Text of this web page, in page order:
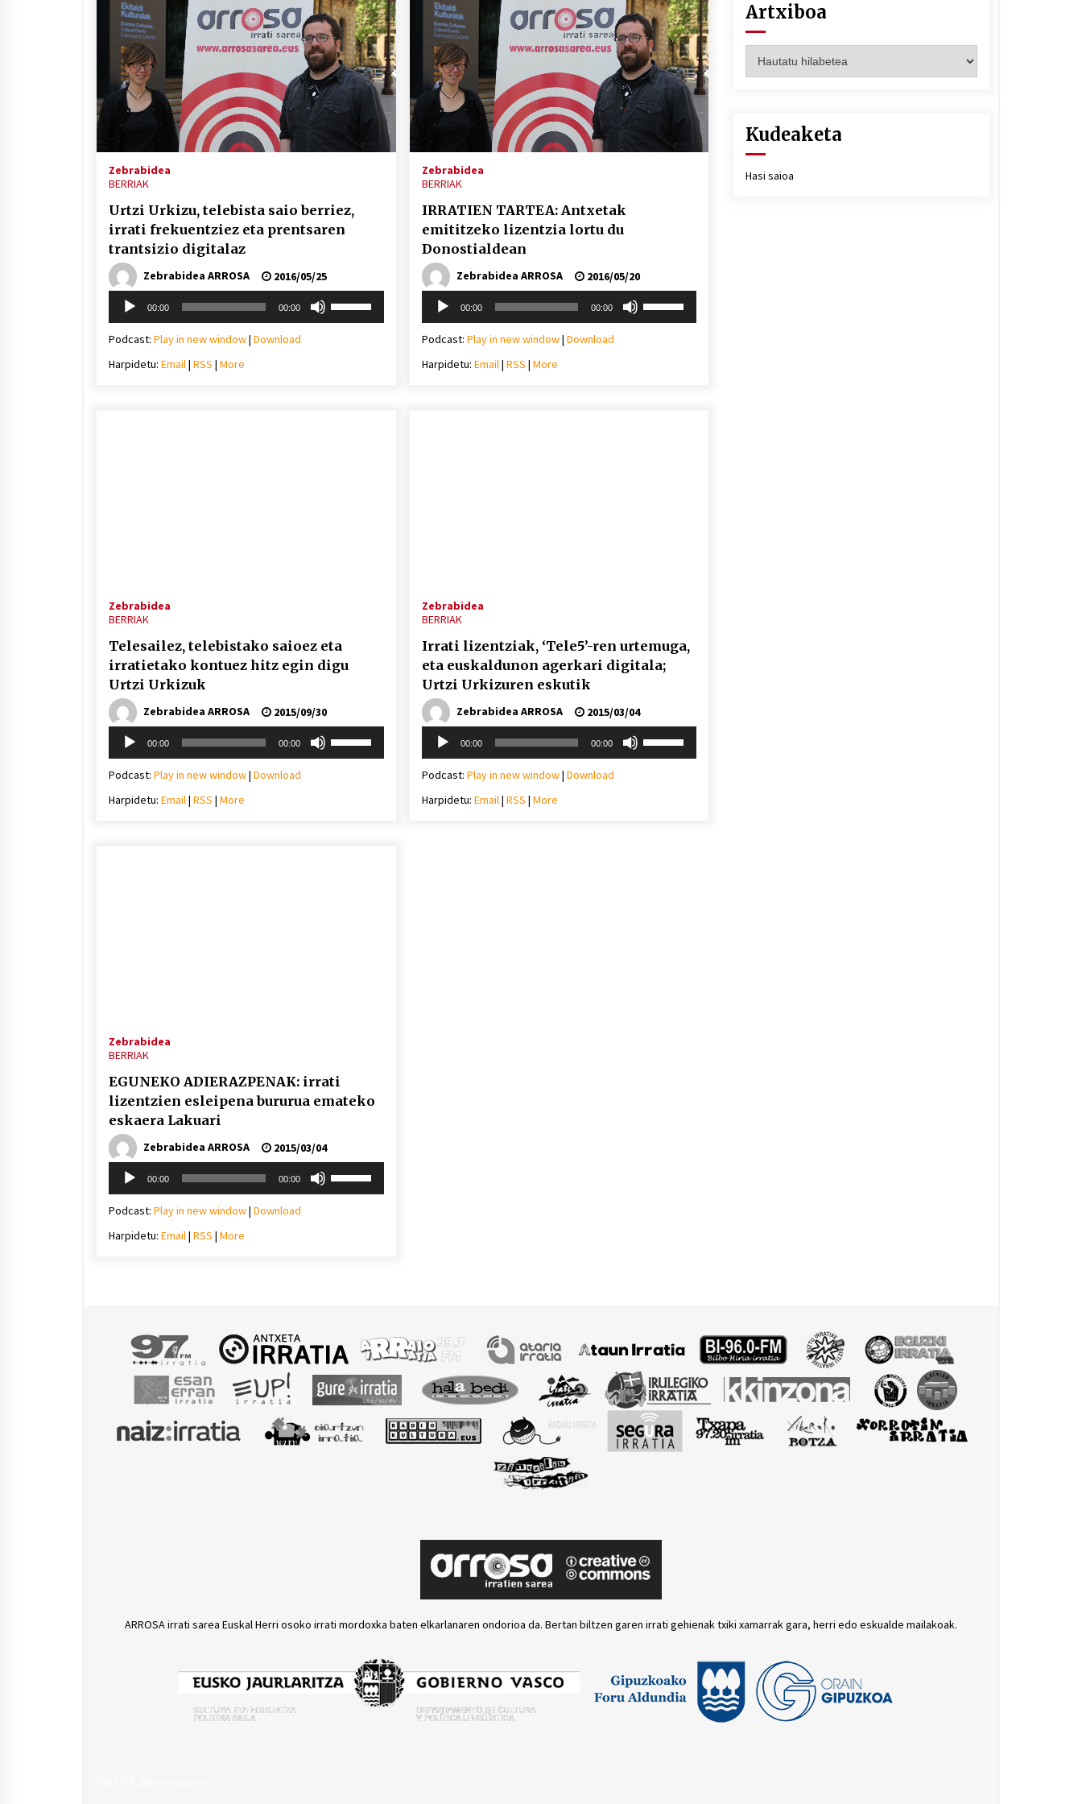
Zebrabidea
BERRIAK
Urtzi Urkizu, telebista saio berriez,
irrati frekuentziez eta prentsaren
trantsizio digitalaz
Zebrabidea ARROSA
2016/05/25
Soinu
erreproduzigailua
00:00 00:00
Podcast: Play in new window| Download
Harpidetu: Email| RSS | More
Zebrabidea
BERRIAK
IRRATIEN TARTEA: Antxetak
emititzeko lizentzia lortu du
Donostialdean
Zebrabidea ARROSA
2016/05/20
Soinu
erreproduzigailua
00:00 00:00
Podcast: Play in new window| Download
Harpidetu: Email| RSS | More
Zebrabidea
BERRIAK
Telesailez, telebistako saioez eta
irratietako kontuez hitz egin digu
Urtzi Urkizuk
Zebrabidea ARROSA
2015/09/30
Soinu
erreproduzigailua
00:00 00:00
Podcast: Play in new window| Download
Harpidetu: Email| RSS | More
Zebrabidea
BERRIAK
Irrati lizentziak, ‘Tele5’-ren urtemuga,
eta euskaldunon agerkari digitala;
Urtzi Urkizuren eskutik
Zebrabidea ARROSA
2015/03/04
Soinu
erreproduzigailua
00:00 00:00
Podcast: Play in new window| Download
Harpidetu: Email| RSS | More
Zebrabidea
BERRIAK
EGUNEKO ADIERAZPENAK: irrati
lizentzien esleipena bururua emateko
eskaera Lakuari
Zebrabidea ARROSA
2015/03/04
Soinu
erreproduzigailua
00:00 00:00
Podcast: Play in new window| Download
Harpidetu: Email| RSS | More
Artxiboa
Kudeaketa
Hasi saioa
ARROSA irrati sarea Euskal Herri osoko irrati mordoxka baten elkarlanaren ondorioa da. Bertan biltzen garen irrati gehienak txiki xamarrak gara, herri edo eskualde mailakoak.